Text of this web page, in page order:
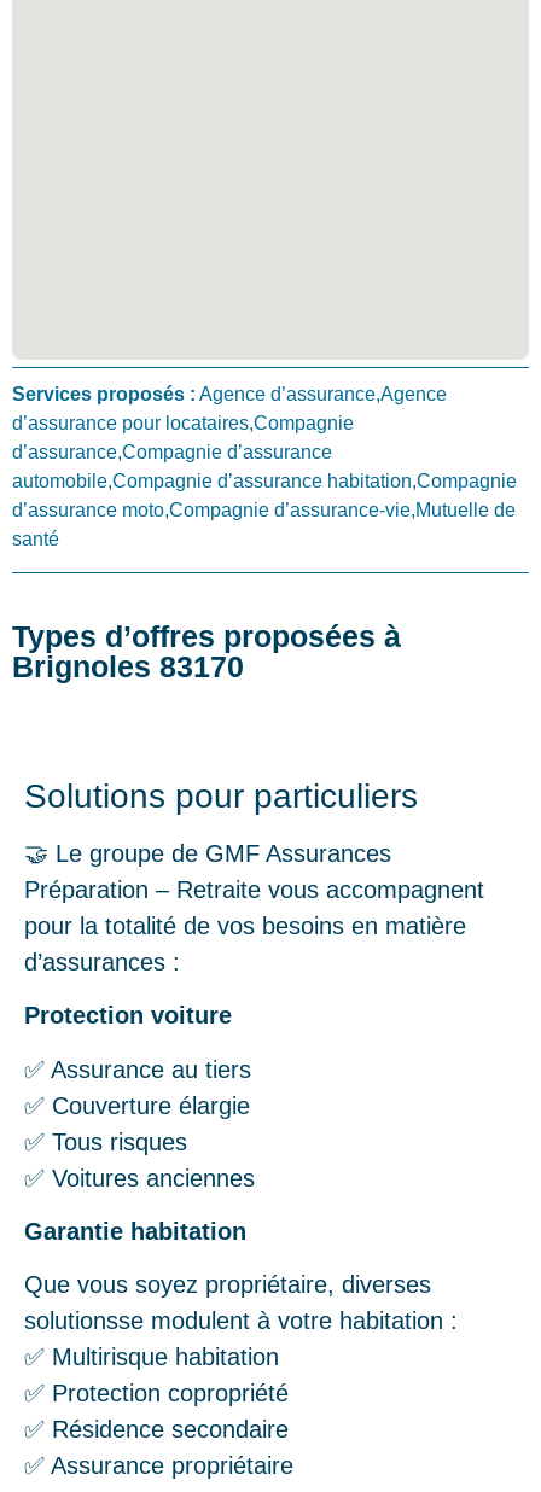
Services proposés : Agence d’assurance,Agence
d’assurance pour locataires,Compagnie
d’assurance,Compagnie d’assurance
automobile,Compagnie d’assurance habitation,Compagnie
d’assurance moto,Compagnie d’assurance-vie,Mutuelle de
santé
Types d’offres proposées à
Brignoles 83170
Solutions pour particuliers
🤝 Le groupe de GMF Assurances
Préparation – Retraite vous accompagnent
pour la totalité de vos besoins en matière
d’assurances :
Protection voiture
✅ Assurance au tiers
✅ Couverture élargie
✅ Tous risques
✅ Voitures anciennes
Garantie habitation
Que vous soyez propriétaire, diverses
solutionsse modulent à votre habitation :
✅ Multirisque habitation
✅ Protection copropriété
✅ Résidence secondaire
✅ Assurance propriétaire